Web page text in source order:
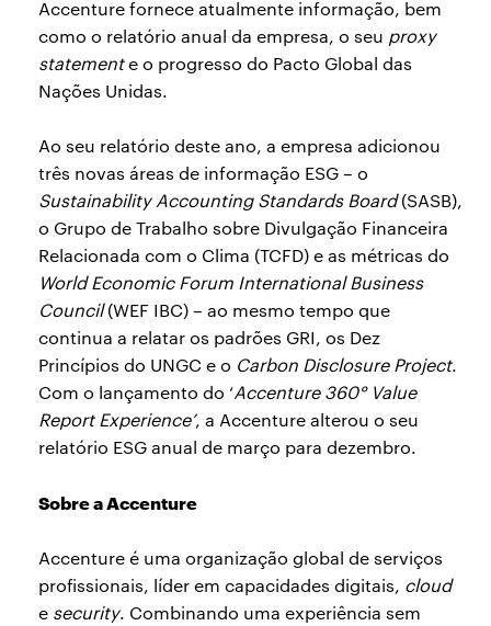
Accenture fornece atualmente informação, bem
como o relatório anual da empresa, o seu proxy
statemente o progresso do Pacto Global das
Nações Unidas.
Ao seu relatório deste ano, a empresa adicionou
três novas áreas de informação ESG – o
Sustainability Accounting Standards Board(SASB),
o Grupo de Trabalho sobre Divulgação Financeira
Relacionada com o Clima (TCFD) e as métricas do
World Economic Forum International Business
Council(WEF IBC) – ao mesmo tempo que
continua a relatar os padrões GRI, os Dez
Princípios do UNGC e o Carbon Disclosure Project.
Com o lançamento do ‘Accenture 360​​° Value
Report Experience’, a Accenture alterou o seu
relatório ESG anual de março para dezembro.
Sobre a Accenture
Accenture é uma organização global de serviços
profissionais, líder em capacidades digitais, cloud
e security. Combinando uma experiência sem